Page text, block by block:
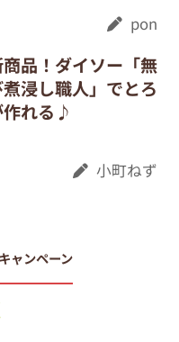
pon
品！ダイソー「無
浸し職人」でとろ
作れる♪
小町ねず
キャンペーン